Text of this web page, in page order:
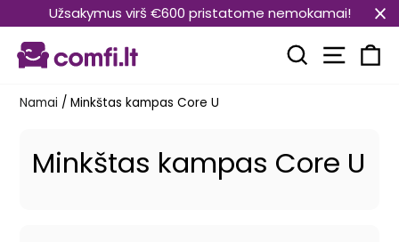
prie
turinio
Užsakymus virš €600 pristatome nemokamai!
Paieška
Namai / Minkštas kampas Core U
Minkštas kampas Core U